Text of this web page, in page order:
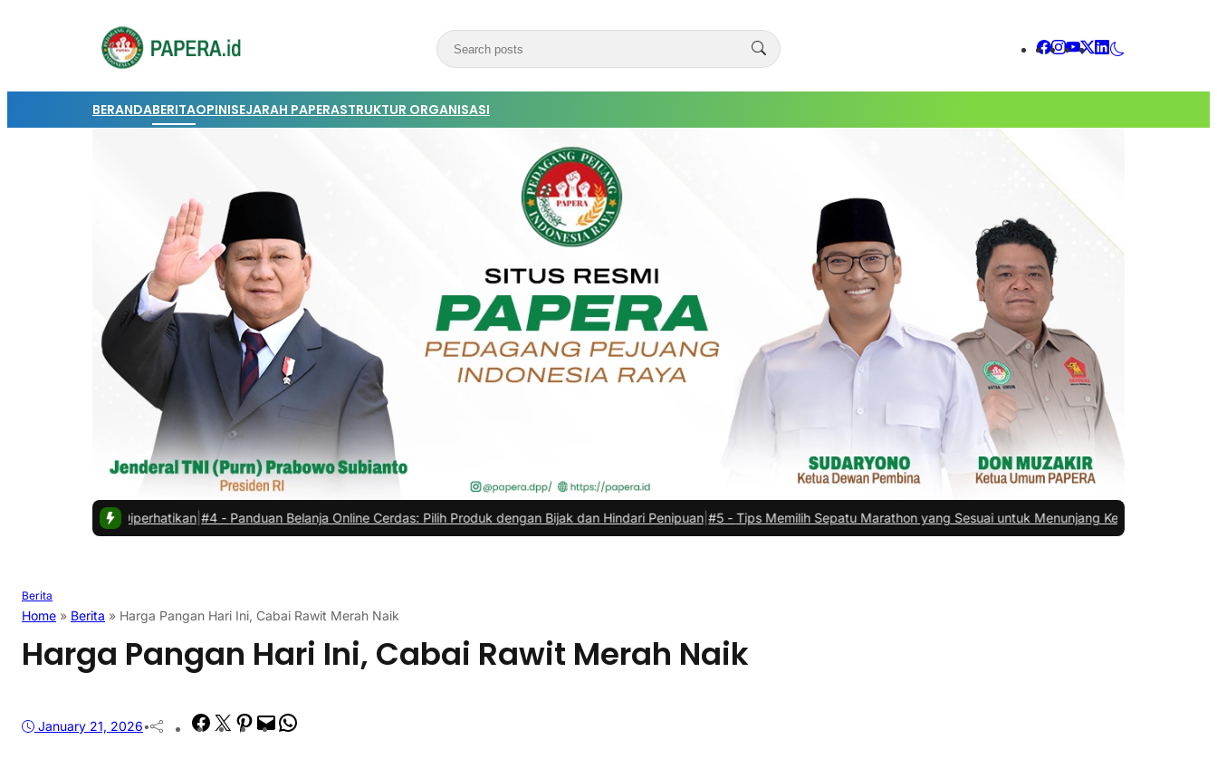
BERANDABERITAOPINISEJARAH PAPERASTRUKTUR ORGANISASI
#4 - Panduan Belanja Online Cerdas: Pilih Produk dengan Bijak dan Hindari Penipuan |#5 -Tips Memilih Sepatu Marathon yang Sesuai untuk Menunjang Kenyamanan dan Performa
Berita
Home » Berita » Harga Pangan Hari Ini, Cabai Rawit Merah Naik
Harga Pangan Hari Ini, Cabai Rawit Merah Naik
January 21, 2026• Facebook
TwitterPinterest
Mail